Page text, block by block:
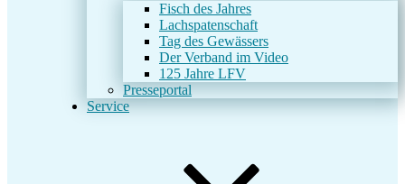
Fisch des Jahres
Lachspatenschaft
Tag des Gewässers
Der Verband im Video
125 Jahre LFV
Presseportal
Service